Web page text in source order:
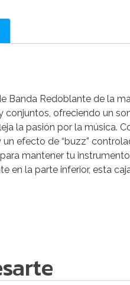
Banda Redoblante de la
conjuntos, ofreciendo un
la pasión por la música.
efecto de “buzz”
mantener tu
en la parte inferior, esta